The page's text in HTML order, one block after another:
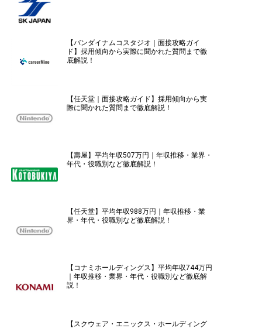
【バンダイナムコスタジオ｜面接攻略ガイ
ド】採用傾向から実際に聞かれた質問まで徹
底解説！
【任天堂｜面接攻略ガイド】採用傾向から実
際に聞かれた質問まで徹底解説！
【壽屋】平均年収507万円｜年収推移・業界・
年代・役職別など徹底解説！
【任天堂】平均年収988万円｜年収推移・業
界・年代・役職別など徹底解説！
【コナミホールディングス】平均年収744万円
｜年収推移・業界・年代・役職別など徹底解
説！
【スクウェア・エニックス・ホールディング